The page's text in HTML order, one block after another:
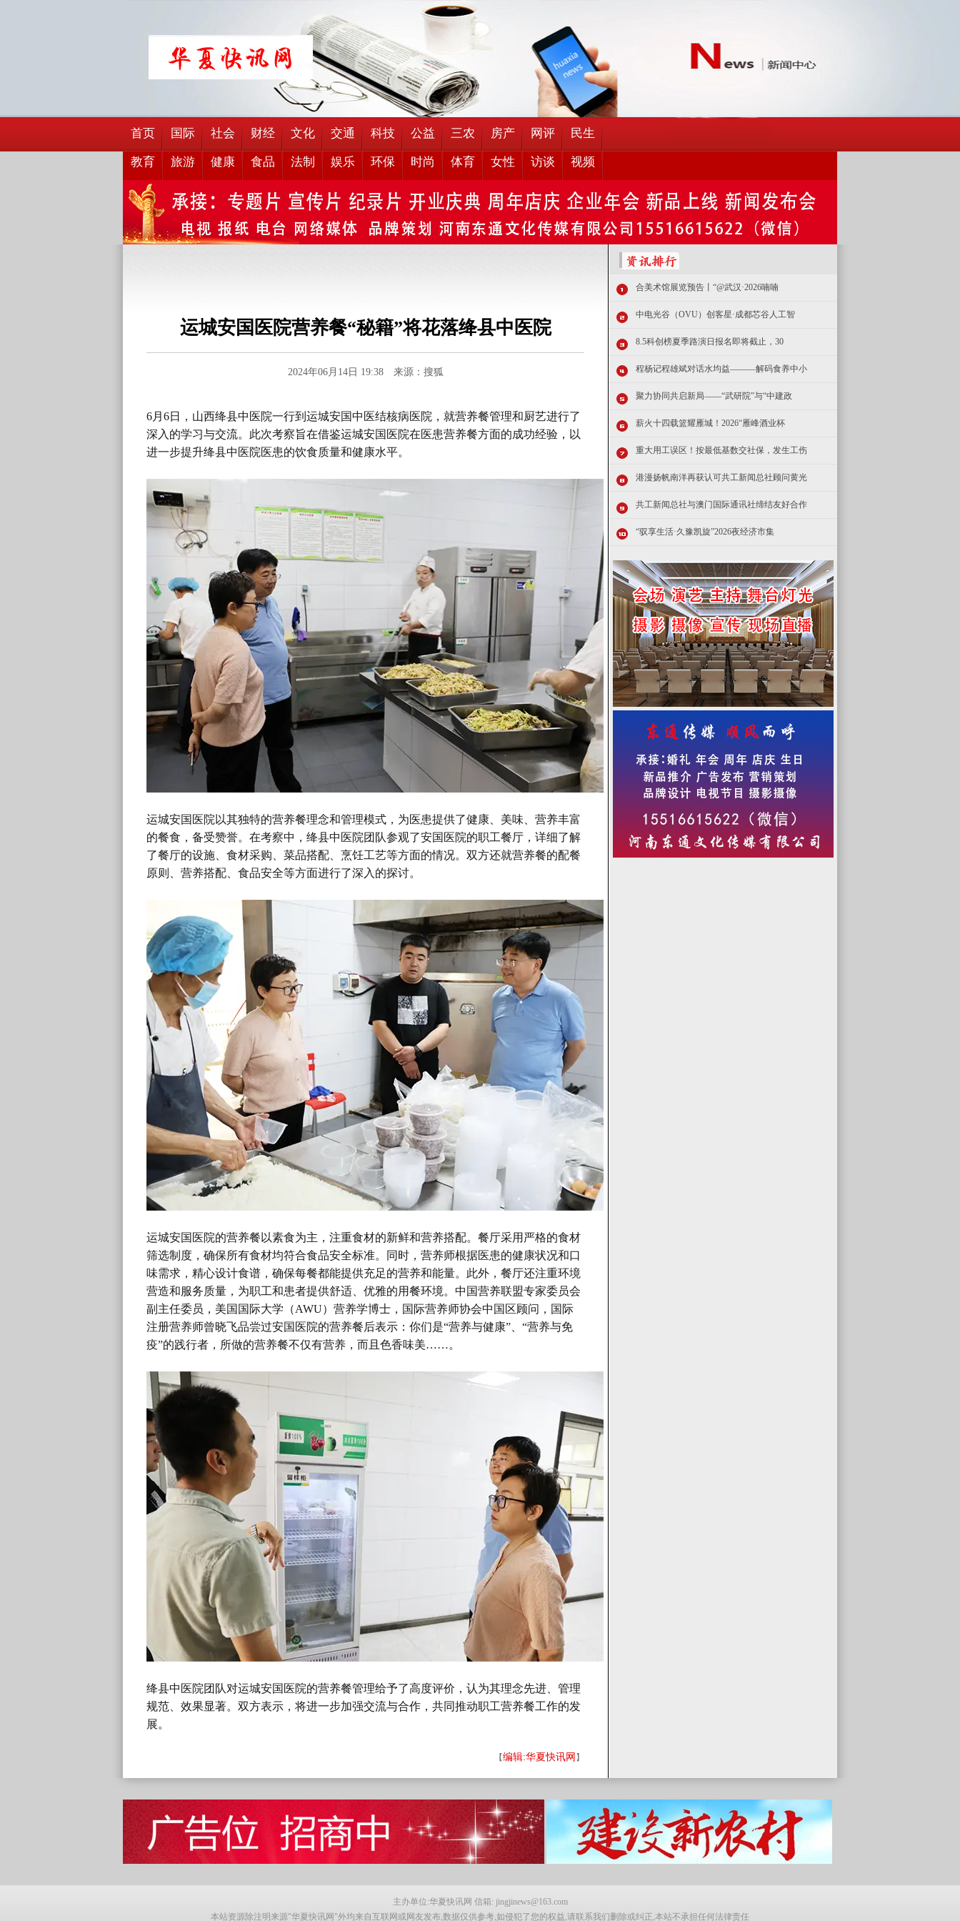
首页 国际 社会 财经 文化 交通 科技 公益 三农 房产 网评 民生
教育 旅游 健康 食品 法制 娱乐 环保 时尚 体育 女性 访谈 视频
运城安国医院营养餐“秘籍”将花落绛县中医院
2024年06月14日 19:38 来源：搜狐
6月6日，山西绛县中医院一行到运城安国中医结核病医院，就营养餐管理和厨艺进行了
深入的学习与交流。此次考察旨在借鉴运城安国医院在医患营养餐方面的成功经验，以
进一步提升绛县中医院医患的饮食质量和健康水平。
运城安国医院以其独特的营养餐理念和管理模式，为医患提供了健康、美味、营养丰富
的餐食，备受赞誉。在考察中，绛县中医院团队参观了安国医院的职工餐厅，详细了解
了餐厅的设施、食材采购、菜品搭配、烹饪工艺等方面的情况。双方还就营养餐的配餐
原则、营养搭配、食品安全等方面进行了深入的探讨。
运城安国医院的营养餐以素食为主，注重食材的新鲜和营养搭配。餐厅采用严格的食材
筛选制度，确保所有食材均符合食品安全标准。同时，营养师根据医患的健康状况和口
味需求，精心设计食谱，确保每餐都能提供充足的营养和能量。此外，餐厅还注重环境
营造和服务质量，为职工和患者提供舒适、优雅的用餐环境。中国营养联盟专家委员会
副主任委员，美国国际大学（AWU）营养学博士，国际营养师协会中国区顾问，国际
注册营养师曾晓飞品尝过安国医院的营养餐后表示：你们是“营养与健康”、“营养与免
疫”的践行者，所做的营养餐不仅有营养，而且色香味美……。
绛县中医院团队对运城安国医院的营养餐管理给予了高度评价，认为其理念先进、管理
规范、效果显著。双方表示，将进一步加强交流与合作，共同推动职工营养餐工作的发
展。
【编辑:华夏快讯网 】
合美术馆展览预告丨“@武汉·2026喃喃
中电光谷（OVU）创客星·成都芯谷人工智
8.5科创榜夏季路演日报名即将截止，30
程杨记程雄斌对话水均益———解码食养中小
聚力协同共启新局——“武研院”与“中建政
薪火十四载篮耀雁城！2026“雁峰酒业杯
重大用工误区！按最低基数交社保，发生工伤
港漫扬帆南洋再获认可共工新闻总社顾问黄光
共工新闻总社与澳门国际通讯社缔结友好合作
“驭享生活·久豫凯旋”2026夜经济市集
主办单位:华夏快讯网 信箱: jingjinews@163.com
本站资源除注明来源"华夏快讯网"外均来自互联网或网友发布,数据仅供参考,如侵犯了您的权益,请联系我们删除或纠正,本站不承担任何法律责任